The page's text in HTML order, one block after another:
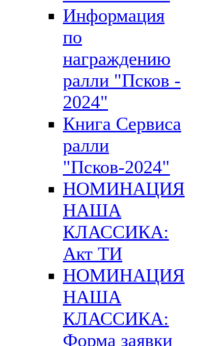
Информация
по
награждению
ралли "Псков -
2024"
Книга Сервиса
ралли
"Псков-2024"
НОМИНАЦИЯ
НАША
КЛАССИКА:
Акт ТИ
НОМИНАЦИЯ
НАША
КЛАССИКА:
Форма заявки